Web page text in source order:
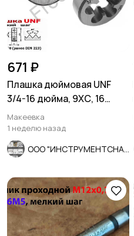
671 ₽
Плашка дюймовая UNF
3/4-16 дюйма, 9ХС, 16
нитей, мелкий шаг, 45/14
мм
Макеевка
1 неделю назад